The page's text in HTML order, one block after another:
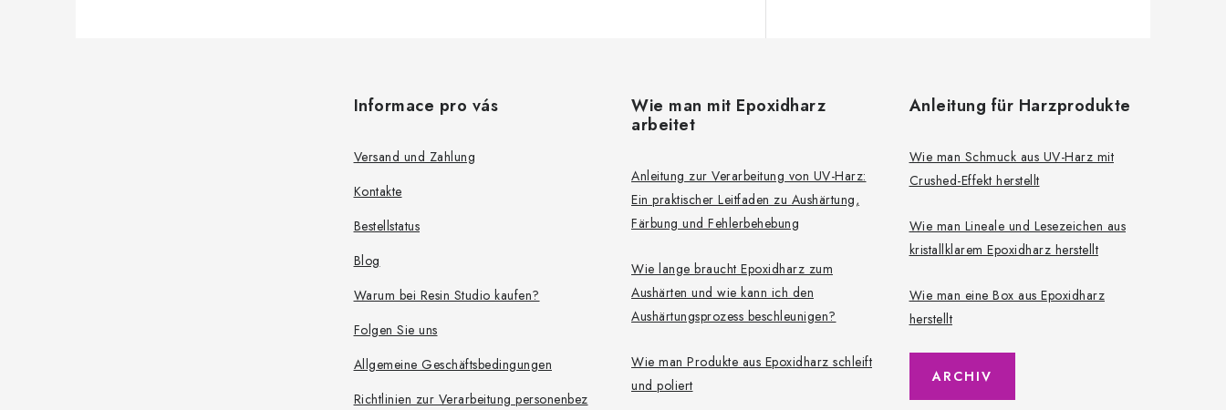
Informace pro vás
Versand und Zahlung
Kontakte
Bestellstatus
Blog
Warum bei Resin Studio kaufen?
Folgen Sie uns
Allgemeine Geschäftsbedingungen
Richtlinien zur Verarbeitung personenbez
Wie man mit Epoxidharz
arbeitet
Anleitung zur Verarbeitung von UV-Harz:
Ein praktischer Leitfaden zu Aushärtung,
Färbung und Fehlerbehebung
Wie lange braucht Epoxidharz zum
Aushärten und wie kann ich den
Aushärtungsprozess beschleunigen?
Wie man Produkte aus Epoxidharz schleift
und poliert
Anleitung für Harzprodukte
Wie man Schmuck aus UV-Harz mit
Crushed-Effekt herstellt
Wie man Lineale und Lesezeichen aus
kristallklarem Epoxidharz herstellt
Wie man eine Box aus Epoxidharz
herstellt
ARCHIV